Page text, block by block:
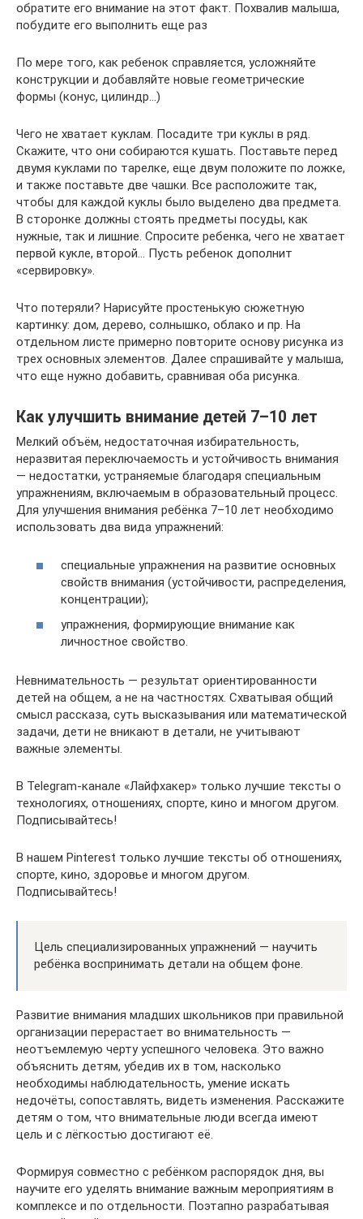
обратите его внимание на этот факт. Похвалив малыша,
побудите его выполнить еще раз
По мере того, как ребенок справляется, усложняйте
конструкции и добавляйте новые геометрические
формы (конус, цилиндр…)
Чего не хватает куклам. Посадите три куклы в ряд.
Скажите, что они собираются кушать. Поставьте перед
двумя куклами по тарелке, еще двум положите по ложке,
и также поставьте две чашки. Все расположите так,
чтобы для каждой куклы было выделено два предмета.
В сторонке должны стоять предметы посуды, как
нужные, так и лишние. Спросите ребенка, чего не хватает
первой кукле, второй… Пусть ребенок дополнит
«сервировку».
Что потеряли? Нарисуйте простенькую сюжетную
картинку: дом, дерево, солнышко, облако и пр. На
отдельном листе примерно повторите основу рисунка из
трех основных элементов. Далее спрашивайте у малыша,
что еще нужно добавить, сравнивая оба рисунка.
Как улучшить внимание детей 7–10 лет
Мелкий объём, недостаточная избирательность,
неразвитая переключаемость и устойчивость внимания
— недостатки, устраняемые благодаря специальным
упражнениям, включаемым в образовательный процесс.
Для улучшения внимания ребёнка 7–10 лет необходимо
использовать два вида упражнений:
специальные упражнения на развитие основных
свойств внимания (устойчивости, распределения,
концентрации);
упражнения, формирующие внимание как
личностное свойство.
Невнимательность — результат ориентированности
детей на общем, а не на частностях. Схватывая общий
смысл рассказа, суть высказывания или математической
задачи, дети не вникают в детали, не учитывают
важные элементы.
В Telegram-канале «Лайфхакер» только лучшие тексты о
технологиях, отношениях, спорте, кино и многом другом.
Подписывайтесь!
В нашем Pinterest только лучшие тексты об отношениях,
спорте, кино, здоровье и многом другом.
Подписывайтесь!
Цель специализированных упражнений — научить
ребёнка воспринимать детали на общем фоне.
Развитие внимания младших школьников при правильной
организации перерастает во внимательность —
неотъемлемую черту успешного человека. Это важно
объяснить детям, убедив их в том, насколько
необходимы наблюдательность, умение искать
недочёты, сопоставлять, видеть изменения. Расскажите
детям о том, что внимательные люди всегда имеют
цель и с лёгкостью достигают её.
Формируя совместно с ребёнком распорядок дня, вы
научите его уделять внимание важным мероприятиям в
комплексе и по отдельности. Поэтапно разрабатывая